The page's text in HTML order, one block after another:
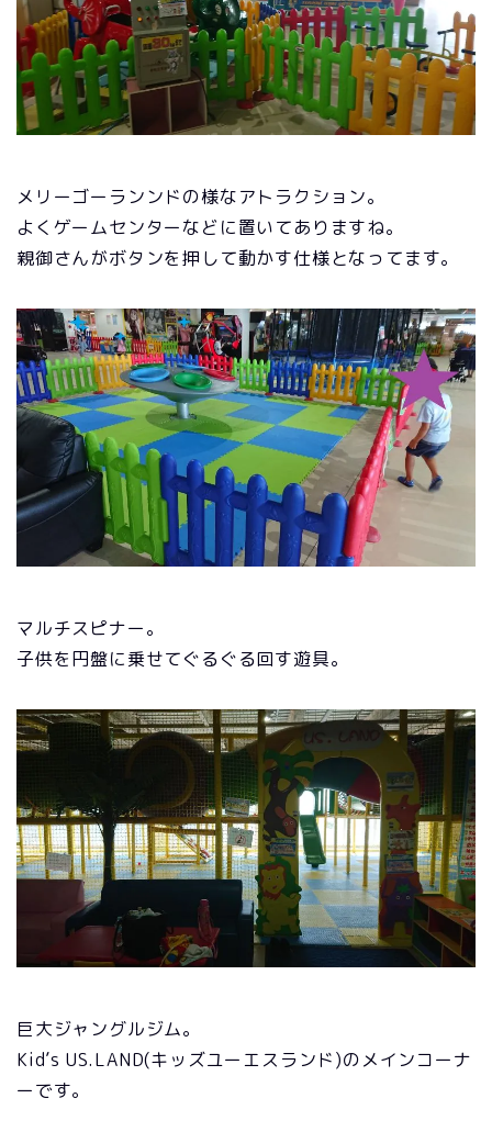
メリーゴーランンドの様なアトラクション。
よくゲームセンターなどに置いてありますね。
親御さんがボタンを押して動かす仕様となってます。
マルチスピナー。
子供を円盤に乗せてぐるぐる回す遊具。
巨大ジャングルジム。
Kid’s US.LAND(キッズユーエスランド)のメインコーナ
ーです。